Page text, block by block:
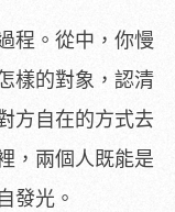
程。從中，你慢
樣的對象，認清
方自在的方式去
，兩個人既能是
發光。